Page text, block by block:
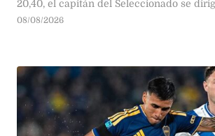
20,40, el capitán del Seleccionado se
familia hasta el lugar donde están los
08/08/2026